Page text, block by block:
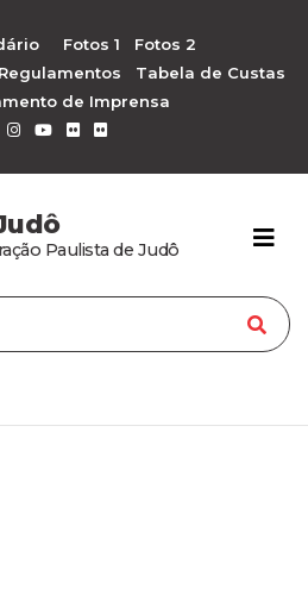
Fotos 1
Fotos 2
Regulamentos
Tabela de Custas
de Imprensa
Paulista de Judô